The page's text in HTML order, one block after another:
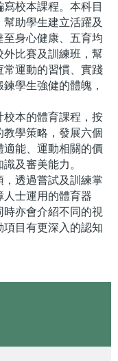
校本課程。本科目
助學生建立活躍及
身心健康、五育均
外比賽及訓練班，幫
常運動的習慣、實踐
學生強健的體魄，
校本的體育課程，按
學策略，發展六個
適能、運動相關的價
及審美能力。
，透過嘗試及訓練掌
士運用的體育器
亦會介紹不同的視
目有更深入的認知